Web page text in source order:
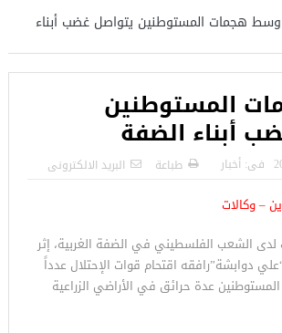
وسط هجمات المستوطنين يتواصل غضب أبناء
المستوطنين
أبناء الضفة
فى: أخبار طباعة البريد الالكترونى
– وكالات
الشعب الفلسطيني في الضفة الغربية، إثر
دوابشة”رافقه اقتحام قوات الإحتلال عدداً
عدة حرائق في الأراضي الزراعية